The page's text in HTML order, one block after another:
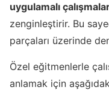
uygulamalı
zenginleştirir. Bu
parçaları üzerinde
Özel eğitmenlerle
anlamak için